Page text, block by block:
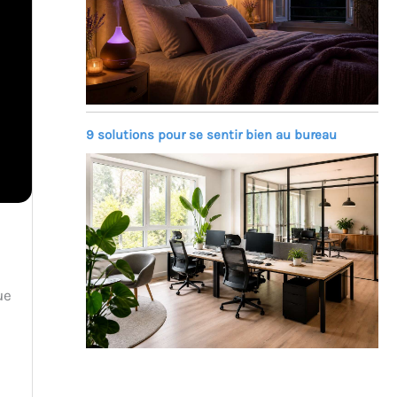
9 solutions pour se sentir bien au bureau